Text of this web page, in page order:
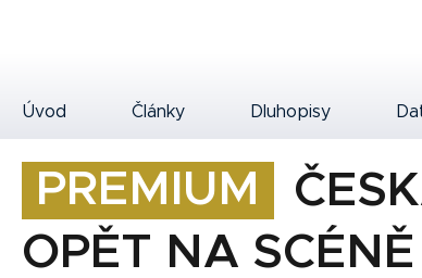
Úvod Články Dluhopisy
PREMIUM
OPĚT NA SCÉNĚ